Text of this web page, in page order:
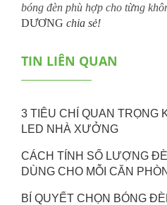
bóng đèn phù hợp cho từng
DƯƠNG chia sẻ!
TIN LIÊN QUAN
3 TIÊU CHÍ QUAN TRỌNG
LED NHÀ XƯỞNG
CÁCH TÍNH SỐ LƯỢNG
DÙNG CHO MỖI CĂN
BÍ QUYẾT CHỌN BÓNG